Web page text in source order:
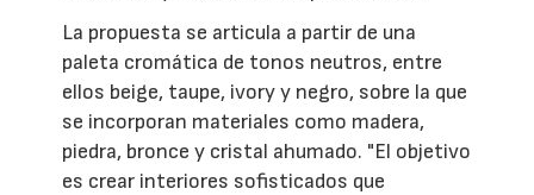
La propuesta se articula a partir de una
paleta cromática de tonos neutros, entre
ellos beige, taupe, ivory y negro, sobre la que
se incorporan materiales como madera,
piedra, bronce y cristal ahumado. "El objetivo
es crear interiores sofisticados que